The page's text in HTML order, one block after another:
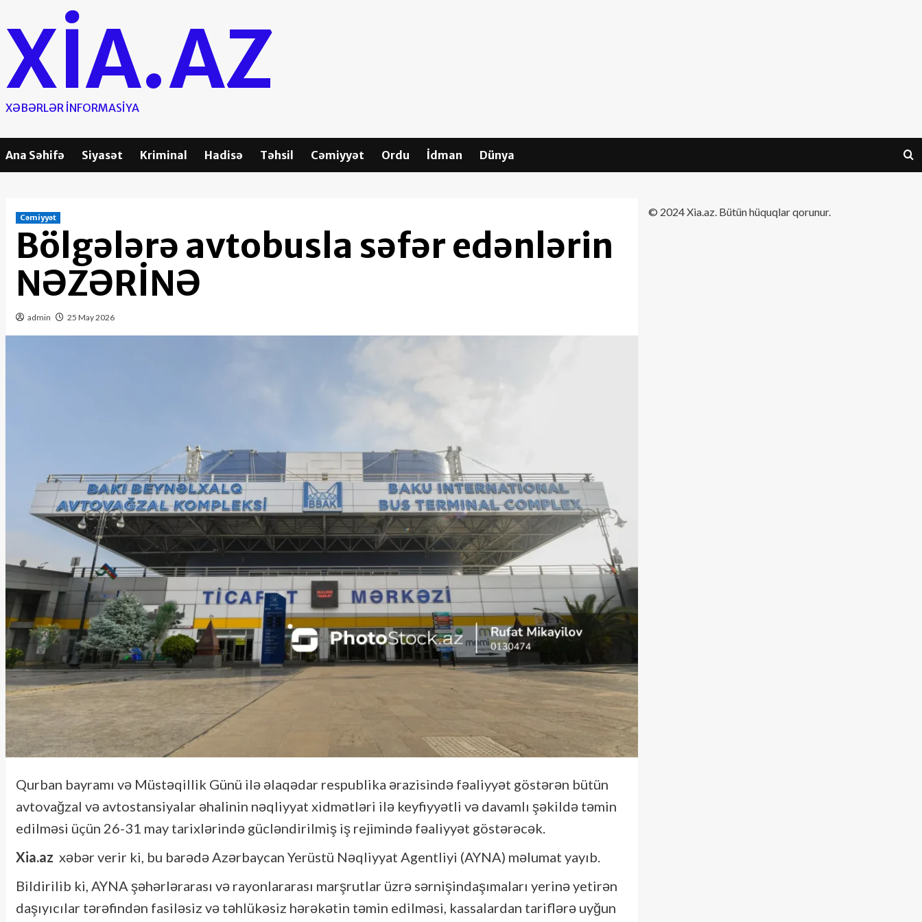
content
XIA.AZ
XƏBƏRLƏR INFORMASIYA
Ana Səhifə Siyasət Kriminal Hadisə Təhsil Cəmiyyət Ordu İdman Dünya
Cəmiyyət
Bölgələrə avtobusla səfər edənlərin
NƏZƏRİNƏ
admin 25 May 2026
Qurban bayramı və Müstəqillik Günü ilə əlaqədar respublika ərazisində fəaliyyət göstərən bütün
avtovağzal və avtostansiyalar əhalinin nəqliyyat xidmətləri ilə keyfiyyətli və davamlı şəkildə təmin
edilməsi üçün 26-31 may tarixlərində gücləndirilmiş iş rejimində fəaliyyət göstərəcək.
Xia.az xəbər verir ki, bu barədə Azərbaycan Yerüstü Nəqliyyat Agentliyi (AYNA) məlumat yayıb.
Bildirilib ki, AYNA şəhərlərarası və rayonlararası marşrutlar üzrə sərnişindaşımaları yerinə yetirən
daşıyıcılar tərəfindən fasiləsiz və təhlükəsiz hərəkətin təmin edilməsi, kassalardan tariflərə uyğun
​© 2024 Xia.az. Bütün hüquqlar qorunur.